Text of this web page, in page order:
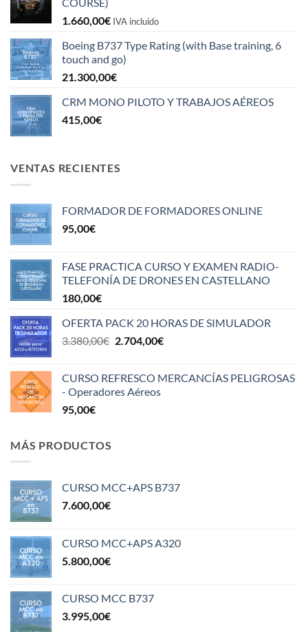
COURSE)
1.660,00€ IVA incluido
Boeing B737 Type Rating (with Base training, 6
touch and go)
21.300,00€
CRM MONO PILOTO Y TRABAJOS AÉREOS
415,00€
VENTAS RECIENTES
FORMADOR DE FORMADORES ONLINE
95,00€
FASE PRACTICA CURSO Y EXAMEN RADIO-
TELEFONÍA DE DRONES EN CASTELLANO
180,00€
OFERTA PACK 20 HORAS DE SIMULADOR
3.380,00€ El
era:
3.380,00€.
2.704,00€El
es:
CURSO REFRESCO MERCANCÍAS PELIGROSAS
- Operadores Aéreos
95,00€
MÁS PRODUCTOS
CURSO MCC+APS B737
7.600,00€
CURSO MCC+APS A320
5.800,00€
CURSO MCC B737
3.995,00€